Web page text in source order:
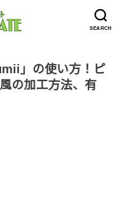
SEARCH
」の使い方！ピ
の加工方法、有